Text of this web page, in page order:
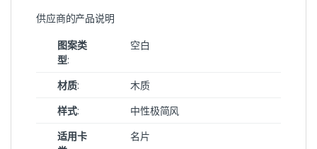
供应商的产品说明
图案类
型:
空白
材质:
木质
样式:
中性极简风
适用卡
名片